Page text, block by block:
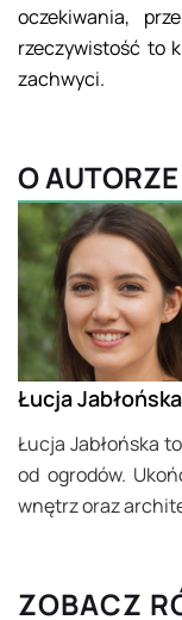
oczekiwania,
rzeczywistość to
zachwyci.
O AUTORZE
Łucja Jabłońska
Łucja Jabłońska
od ogrodów.
wnętrz oraz
ZOBACZ